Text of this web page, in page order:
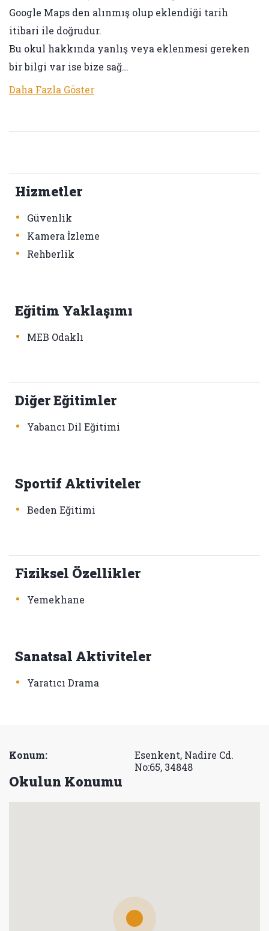
Google Maps den alınmış olup eklendiği tarih
itibari ile doğrudur.
Bu okul hakkında yanlış veya eklenmesi gereken
bir bilgi var ise bize sağ…
Daha Fazla Göster
Hizmetler
• Güvenlik
• Kamera İzleme
• Rehberlik
Eğitim Yaklaşımı
• MEB Odaklı
Diğer Eğitimler
• Yabancı Dil Eğitimi
Sportif Aktiviteler
• Beden Eğitimi
Fiziksel Özellikler
• Yemekhane
Sanatsal Aktiviteler
• Yaratıcı Drama
Konum:
Esenkent, Nadire Cd.
No:65, 34848
Okulun Konumu